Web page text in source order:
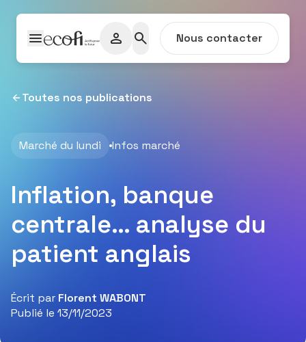
Nous contacter
Toutes nos publications
Marché du lundi Infos marché
Inflation, banque
centrale… analyse du
patient anglais
Écrit par Florent WABONT
Publié le 13/11/2023